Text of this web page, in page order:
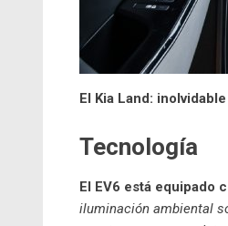
El Kia Land:
Tecnología
El EV6 está equipado
iluminación ambiental